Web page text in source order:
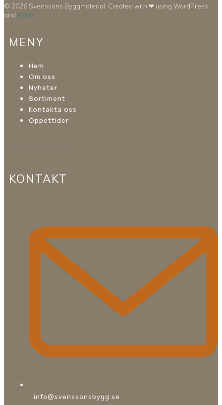
© 2026 Svenssons Byggmaterial. Created with ❤ using WordPress
and Kubio
MENY
Hem
Om oss
Nyheter
Sortiment
Kontakta oss
Öppettider
KONTAKT
info@svenssonsbygg.se